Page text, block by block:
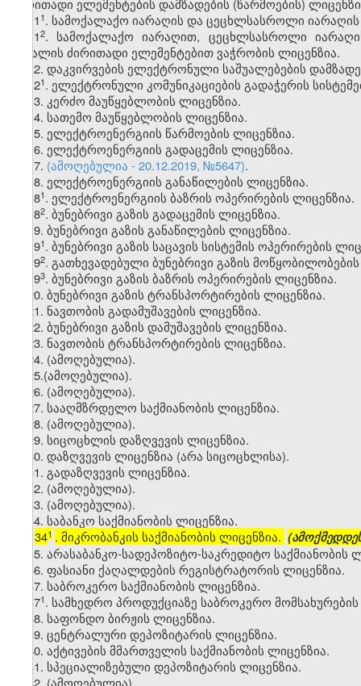
ძირითადი ელემენტების დამზადების (წარმოების)
11 ​1. სამოქალაქო იარაღის და ცეცხლსასროლი იარაღის
11​2. სამოქალაქო იარაღით, ცეცხლსასროლი
მასალის ძირითადი ელემენტებით ვაჭრობის ლიცენზია.
12. დაკვირვების ელექტრონული საშუალებების
12​1. ელექტრონული კომუნიკაციების გადაჭერის
13. კერძო მაუწყებლობის ლიცენზია.
14. სათემო მაუწყებლობის ლიცენზია.
15. ელექტროენერგიის წარმოების ლიცენზია.
16. ელექტროენერგიის გადაცემის ლიცენზია.
17. (ამოღებულია - 20.12.2019, №5647).
18. ელექტროენერგიის განაწილების ლიცენზია.
18​1. ელექტროენერგიის ბაზრის ოპერირების ლიცენზია.
18​2. ბუნებრივი გაზის გადაცემის ლიცენზია.
19. ბუნებრივი გაზის განაწილების ლიცენზია.
19​1. ბუნებრივი გაზის საცავის სისტემის ოპერირების
19​2. გათხევადებული ბუნებრივი გაზის
19​3. ბუნებრივი გაზის ბაზრის ოპერირების ლიცენზია.
20. ბუნებრივი გაზის ტრანსპორტირების ლიცენზია.
21. ნავთობის გადამუშავების ლიცენზია.
22. ბუნებრივი გაზის დამუშავების ლიცენზია.
23. ნავთობის ტრანსპორტირების ლიცენზია.
24. (ამოღებულია).
25.(ამოღებულია).
26. (ამოღებულია).
27. სააღმზრდელო საქმიანობის ლიცენზია.
28. (ამოღებულია).
29. სიცოცხლის დაზღვევის ლიცენზია.
30. დაზღვევის ლიცენზია (არა სიცოცხლისა).
31. გადაზღვევის ლიცენზია.
32. (ამოღებულია).
33. (ამოღებულია).
34. საბანკო საქმიანობის ლიცენზია.
341 . მიკრობანკის საქმიანობის ლიცენზია.
35. არასაბანკო-სადეპოზიტო-საკრედიტო საქმიანობის
36. ფასიანი ქაღალდების რეგისტრატორის ლიცენზია.
37. საბროკერო საქმიანობის ლიცენზია.
37​1. სამხედრო პროდუქციაზე საბროკერო
38. საფონდო ბირჟის ლიცენზია.
39. ცენტრალური დეპოზიტარის ლიცენზია.
40. აქტივების მმართველის საქმიანობის ლიცენზია.
41. სპეციალიზებული დეპოზიტარის ლიცენზია.
42. (ამოღებულია).